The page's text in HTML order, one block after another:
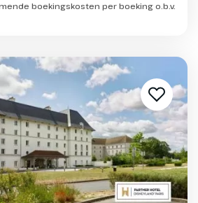
boekingskosten per boeking o.b.v.